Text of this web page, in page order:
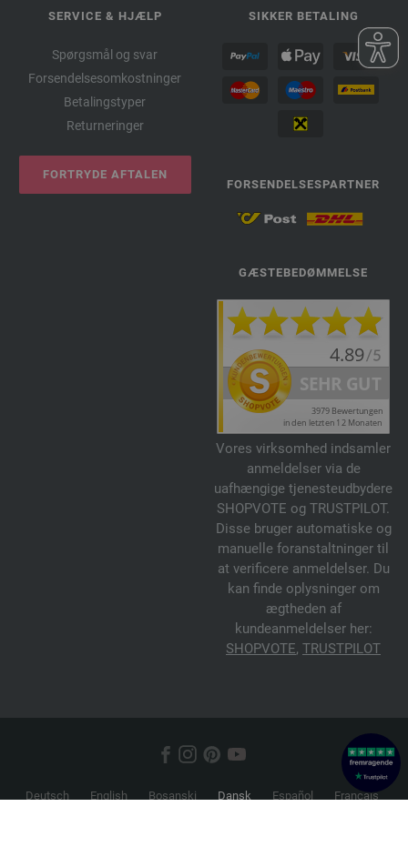
SERVICE & HJÆLP
Spørgsmål og svar
Forsendelsesomkostninger
Betalingstyper
Returneringer
FORTRYDE AFTALEN
SIKKER BETALING
FORSENDELSESPARTNER
GÆSTEBEDØMMELSE
Vores virksomhed indsamler
anmeldelser via de
uafhængige tjenesteudbydere
SHOPVOTE og TRUSTPILOT.
Disse bruger automatiske og
manuelle foranstaltninger til
at verificere anmeldelser. Du
kan finde oplysninger om
ægtheden af
kundeanmeldelser her:
SHOPVOTE, TRUSTPILOT
Deutsch English Bosanski Dansk Español
Français